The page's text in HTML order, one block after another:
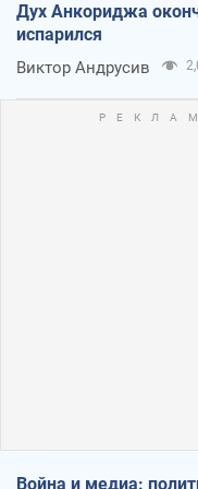
Дух Анкориджа
испарился
Виктор Андрусив
Война и медиа: